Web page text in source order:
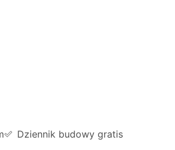
Dziennik budowy gratis